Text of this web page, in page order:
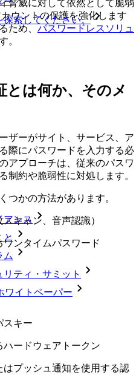
探索してください。
アンス
と
ム
ティ・サミット
ワイトペーパー
脅威に対して依然として脆弱
ウントの保護を強化します
ため、 パスワードレスソリュ
。
とは何か、そのメ
ザーがサイト、サービス、ア
際にパスワードを入力する必
アプローチは、従来のパスワ
制約や脆弱性に対処します。
つかの方法があります。
キャン、音声認識）
ンタイムパスワード
スキー
ードウェアトークン
プッシュ通知を使用する認